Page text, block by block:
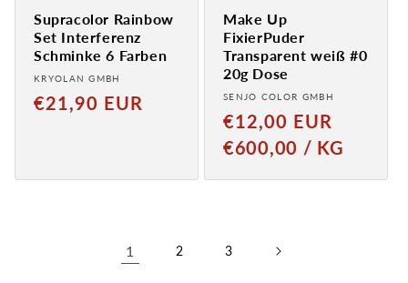
Supracolor Rainbow
Set Interferenz
Schminke 6 Farben
Anbieter:
KRYOLAN GMBH
Normaler
€21,90 EUR
Make Up
FixierPuder
Transparent weiß #0
20g Dose
Anbieter:
SENJO COLOR GMBH
Normaler
Preis
€12,00 EUR
GRUNDPREIS
€600,00 / PRO
KG
1 2 3